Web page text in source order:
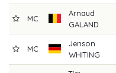
MC
Arnaud
GALAND
MC
Jenson
WHITING